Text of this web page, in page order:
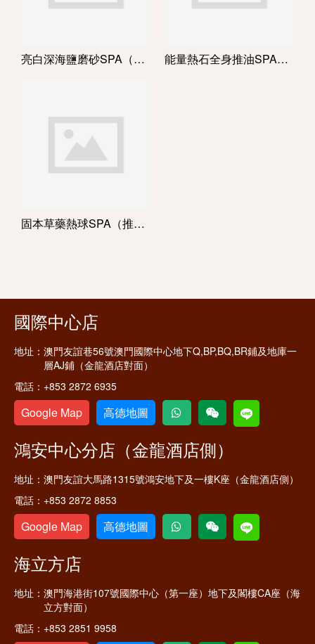
亮白深海鹽磨砂SPA（推油+泡浴） 能量熱石全身推油SPA（推油+泡浴）
固本草藥熱球SPA（推油+泡浴）
國際中心店
地址： 澳門友誼巷56號澳門國際中心地下Q,BP,BQ,BR鋪及地庫一
層AJ鋪（金龍酒店對面）
電話： +853 2872 6935
Google Map 高德地圖
鴻安中心分店（金龍酒店側）
地址： 澳門友誼大馬路1315號鴻安地下及一樓K座（金龍酒店側）
電話： +853 2872 8853
Google Map 高德地圖
海立方店
地址： 澳門海港街107號國際中心（第一座）地下及閣樓CA座（海
立方對面）
電話： +853 2851 9958